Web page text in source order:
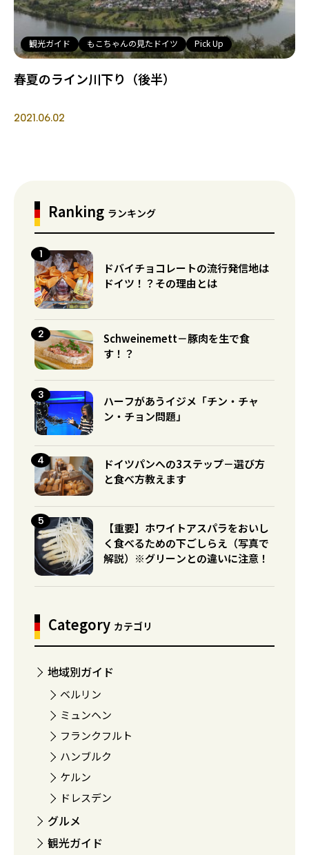
観光ガイド もこちゃんの見たドイツ Pick Up
春夏のライン川下り（後半）
2021.06.02
Ranking ランキング
ドバイチョコレートの流行発信地は
ドイツ！？その理由とは
Schweinemett－豚肉を生で食
す！？
ハーフがあうイジメ「チン・チャ
ン・チョン問題」
ドイツパンへの3ステップ－選び方
と食べ方教えます
【重要】ホワイトアスパラをおいし
く食べるための下ごしらえ（写真で
解説）※グリーンとの違いに注意！
Category カテゴリ
地域別ガイド
ベルリン
ミュンヘン
フランクフルト
ハンブルク
ケルン
ドレスデン
グルメ
観光ガイド